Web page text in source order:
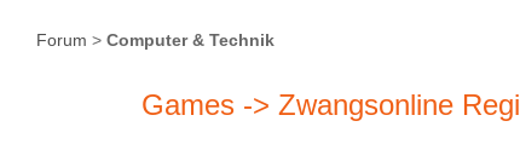
Forum > Computer & Technik
Games -> Zwangsonline